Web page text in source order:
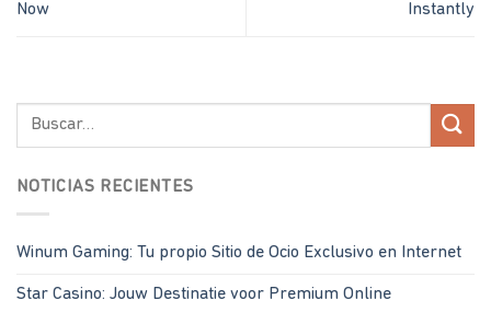
Now
Instantly
NOTICIAS RECIENTES
Winum Gaming: Tu propio Sitio de Ocio Exclusivo en Internet
Star Casino: Jouw Destinatie voor Premium Online